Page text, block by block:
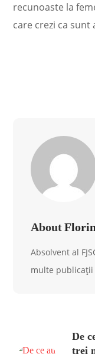
recunoaste la
care crezi ca sunt
About
Absolvent al
multe publicații
De
trei